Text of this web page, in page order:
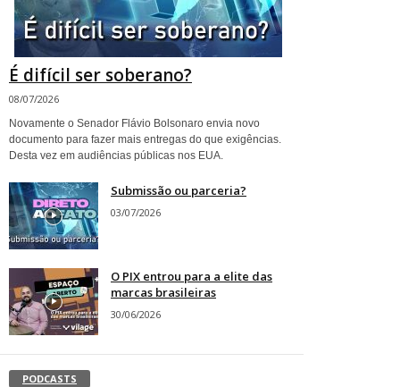
É difícil ser soberano?
08/07/2026
Novamente o Senador Flávio Bolsonaro envia novo
documento para fazer mais entregas do que exigências.
Desta vez em audiências públicas nos EUA.
Submissão ou parceria?
03/07/2026
O PIX entrou para a elite das
marcas brasileiras
30/06/2026
PODCASTS